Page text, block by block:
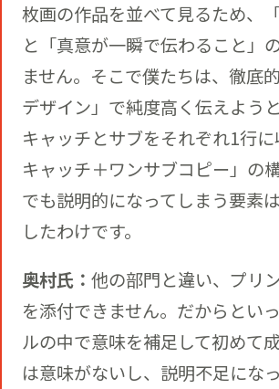
枚画の作品を並べて見るため、
と「真意が一瞬で伝わること」
ません。そこで僕たちは、徹底
デザイン」で純度高く伝えよう
キャッチとサブをそれぞれ1行
キャッチ＋ワンサブコピー」の
でも説明的になってしまう要素
したわけです。
奥村氏： 他の部門と違い、プリ
を添付できません。だからとい
ルの中で意味を補足して初めて
は意味がないし、説明不足にな